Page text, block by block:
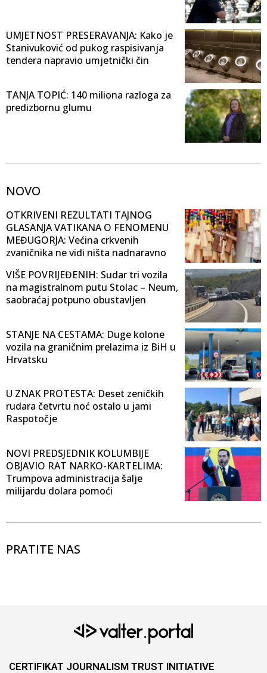
UMJETNOST PRESERAVANJA: Kako je
Stanivuković od pukog raspisivanja
tendera napravio umjetnički čin
TANJA TOPIĆ: 140 miliona razloga za
predizbornu glumu
NOVO
OTKRIVENI REZULTATI TAJNOG
GLASANJA VATIKANA O FENOMENU
MEĐUGORJA: Većina crkvenih
zvaničnika ne vidi ništa nadnaravno
VIŠE POVRIJEĐENIH: Sudar tri vozila
na magistralnom putu Stolac – Neum,
saobraćaj potpuno obustavljen
STANJE NA CESTAMA: Duge kolone
vozila na graničnim prelazima iz BiH u
Hrvatsku
U ZNAK PROTESTA: Deset zeničkih
rudara četvrtu noć ostalo u jami
Raspotočje
NOVI PREDSJEDNIK KOLUMBIJE
OBJAVIO RAT NARKO-KARTELIMA:
Trumpova administracija šalje
milijardu dolara pomoći
PRATITE NAS
CERTIFIKAT JOURNALISM TRUST INITIATIVE